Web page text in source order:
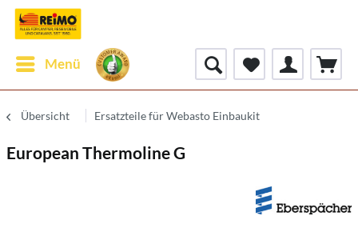
Menü
Übersicht Ersatzteile für Webasto Einbaukit
European Thermoline G